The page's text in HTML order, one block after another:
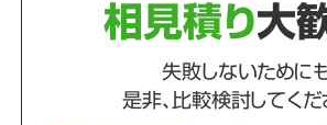
相見積り大
失敗しないために
是非、比較検討してくだ